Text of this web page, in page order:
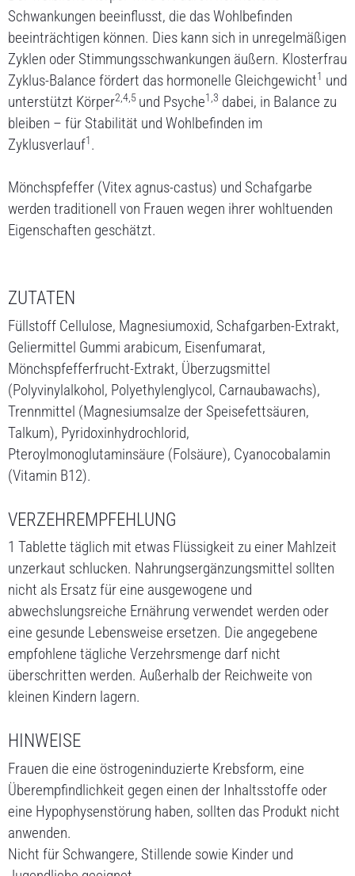
die MCM Klosterfrau Vertriebsgesellschaft mbH nicht verantwortlich ist und auf die unsere
Datenschutzbestimmungen keine Anwendung finden.
Schwankungen beeinflusst, die das Wohlbefinden
beeinträchtigen können. Dies kann sich in unregelmäßigen
Zyklen oder Stimmungsschwankungen äußern. Klosterfrau
Zyklus-Balance fördert das hormonelle Gleichgewicht1 und
unterstützt Körper2,4,5 und Psyche1,3 dabei, in Balance zu
bleiben – für Stabilität und Wohlbefinden im
Zyklusverlauf1.
Mönchspfeffer (Vitex agnus-castus) und Schafgarbe
werden traditionell von Frauen wegen ihrer wohltuenden
Eigenschaften geschätzt.
ZUTATEN
Füllstoff Cellulose, Magnesiumoxid, Schafgarben-Extrakt,
Geliermittel Gummi arabicum, Eisenfumarat,
Mönchspfefferfrucht-Extrakt, Überzugsmittel
(Polyvinylalkohol, Polyethylenglycol, Carnaubawachs),
Trennmittel (Magnesiumsalze der Speisefettsäuren,
Talkum), Pyridoxinhydrochlorid,
Pteroylmonoglutaminsäure (Folsäure), Cyanocobalamin
(Vitamin B12).
VERZEHREMPFEHLUNG
1 Tablette täglich mit etwas Flüssigkeit zu einer Mahlzeit
unzerkaut schlucken. Nahrungsergänzungsmittel sollten
nicht als Ersatz für eine ausgewogene und
abwechslungsreiche Ernährung verwendet werden oder
eine gesunde Lebensweise ersetzen. Die angegebene
empfohlene tägliche Verzehrsmenge darf nicht
überschritten werden. Außerhalb der Reichweite von
kleinen Kindern lagern.
HINWEISE
Frauen die eine östrogeninduzierte Krebsform, eine
Überempfindlichkeit gegen einen der Inhaltsstoffe oder
eine Hypophysenstörung haben, sollten das Produkt nicht
anwenden.
Nicht für Schwangere, Stillende sowie Kinder und